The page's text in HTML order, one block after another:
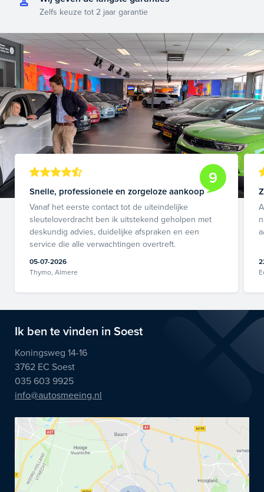
Zelfs keuze tot 2 jaar garantie
9
Snelle, professionele en zorgeloze aankoop
Vanaf het eerste contact tot de uiteindelijke
sleuteloverdracht ben ik uitstekend geholpen met
deskundig advies, duidelijke afspraken en een
service die alle verwachtingen overtreft.
05-07-2026
Thymo, Almere
Ik ben te vinden in Soest
Koningsweg 14-16
3762 EC Soest
035 603 9925
info@autosmeeing.nl